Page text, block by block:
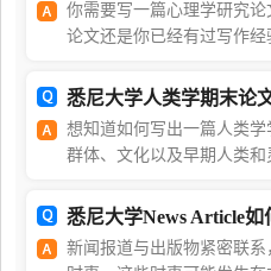
你需要写一篇心理学研究
论文还是你已经有过写作
文章，帮助您了解怎样可
悉尼大学人类学期末论
想知道如何写出一篇人类
群体、文化以及早期人类
大量事实和理论，进行综
悉尼大学News Article如
新闻报道与出版物紧密联